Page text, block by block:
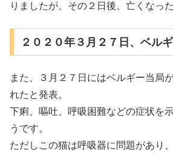
りましたが、その２日後、亡くなっ
２０２０年３月２７日、ベル
また、３月２７日にはベルギー当局
れたと発表。
下痢、嘔吐、呼吸困難などの症状を
うです。
ただしこの猫は呼吸器に問題があり、